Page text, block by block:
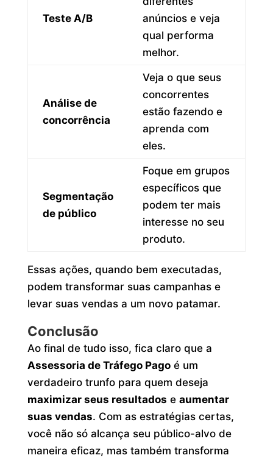
Teste A/B
anúncios e veja
qual performa
melhor.
Análise de
concorrência
Veja o que seus
concorrentes
estão fazendo e
aprenda com
eles.
Segmentação
de público
Foque em grupos
específicos que
podem ter mais
interesse no seu
produto.
Essas ações, quando bem executadas,
podem transformar suas campanhas e
levar suas vendas a um novo patamar.
Conclusão
Ao final de tudo isso, fica claro que a
Assessoria de Tráfego Pagoé um
verdadeiro trunfo para quem deseja
maximizar seus resultados e aumentar
suas vendas. Com as estratégias certas,
você não só alcança seu público-alvo de
maneira eficaz, mas também transforma